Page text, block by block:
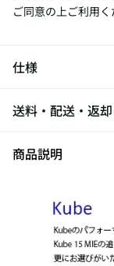
ご同意の上ご利用
仕様
送料・配送・返
商品説明